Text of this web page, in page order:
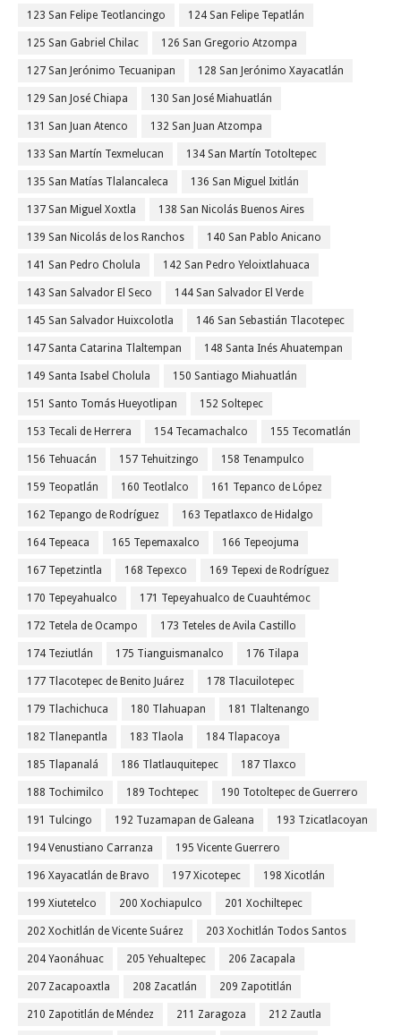
123 San Felipe Teotlancingo 124 San Felipe Tepatlán
125 San Gabriel Chilac 126 San Gregorio Atzompa
127 San Jerónimo Tecuanipan 128 San Jerónimo Xayacatlán
129 San José Chiapa 130 San José Miahuatlán
131 San Juan Atenco 132 San Juan Atzompa
133 San Martín Texmelucan 134 San Martín Totoltepec
135 San Matías Tlalancaleca 136 San Miguel Ixitlán
137 San Miguel Xoxtla 138 San Nicolás Buenos Aires
139 San Nicolás de los Ranchos 140 San Pablo Anicano
141 San Pedro Cholula 142 San Pedro Yeloixtlahuaca
143 San Salvador El Seco 144 San Salvador El Verde
145 San Salvador Huixcolotla 146 San Sebastián Tlacotepec
147 Santa Catarina Tlaltempan 148 Santa Inés Ahuatempan
149 Santa Isabel Cholula 150 Santiago Miahuatlán
151 Santo Tomás Hueyotlipan 152 Soltepec
153 Tecali de Herrera 154 Tecamachalco 155 Tecomatlán
156 Tehuacán 157 Tehuitzingo 158 Tenampulco
159 Teopatlán 160 Teotlalco 161 Tepanco de López
162 Tepango de Rodríguez 163 Tepatlaxco de Hidalgo
164 Tepeaca 165 Tepemaxalco 166 Tepeojuma
167 Tepetzintla 168 Tepexco 169 Tepexi de Rodríguez
170 Tepeyahualco 171 Tepeyahualco de Cuauhtémoc
172 Tetela de Ocampo 173 Teteles de Avila Castillo
174 Teziutlán 175 Tianguismanalco 176 Tilapa
177 Tlacotepec de Benito Juárez 178 Tlacuilotepec
179 Tlachichuca 180 Tlahuapan 181 Tlaltenango
182 Tlanepantla 183 Tlaola 184 Tlapacoya
185 Tlapanalá 186 Tlatlauquitepec 187 Tlaxco
188 Tochimilco 189 Tochtepec 190 Totoltepec de Guerrero
191 Tulcingo 192 Tuzamapan de Galeana 193 Tzicatlacoyan
194 Venustiano Carranza 195 Vicente Guerrero
196 Xayacatlán de Bravo 197 Xicotepec 198 Xicotlán
199 Xiutetelco 200 Xochiapulco 201 Xochiltepec
202 Xochitlán de Vicente Suárez 203 Xochitlán Todos Santos
204 Yaonáhuac 205 Yehualtepec 206 Zacapala
207 Zacapoaxtla 208 Zacatlán 209 Zapotitlán
210 Zapotitlán de Méndez 211 Zaragoza 212 Zautla